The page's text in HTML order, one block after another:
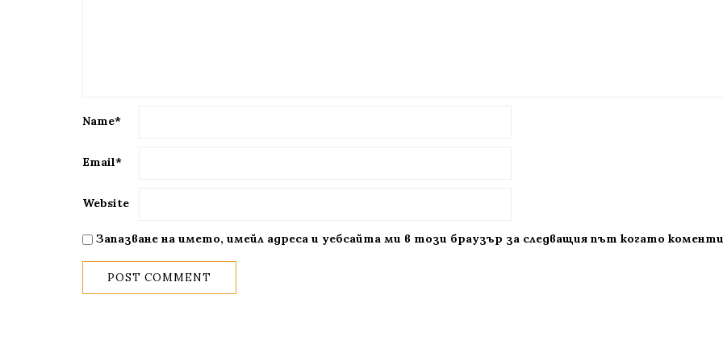
Name*
Email*
Website
Запазване на името, имейл адреса и уебсайта ми в този браузър за следващия път когато